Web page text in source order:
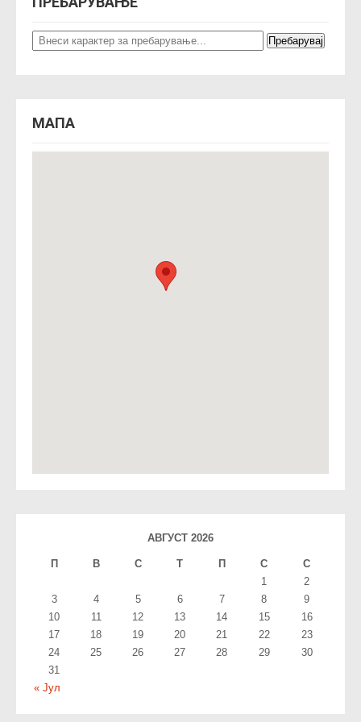
МАПА
АВГУСТ 2026
П В С T П С С
« Јул
1
2
3
4 5 6 7 8
9
10
11 12 13 14 15
16
17
18 19 20 21 22
23
24
25 26 27 28 29
30
31